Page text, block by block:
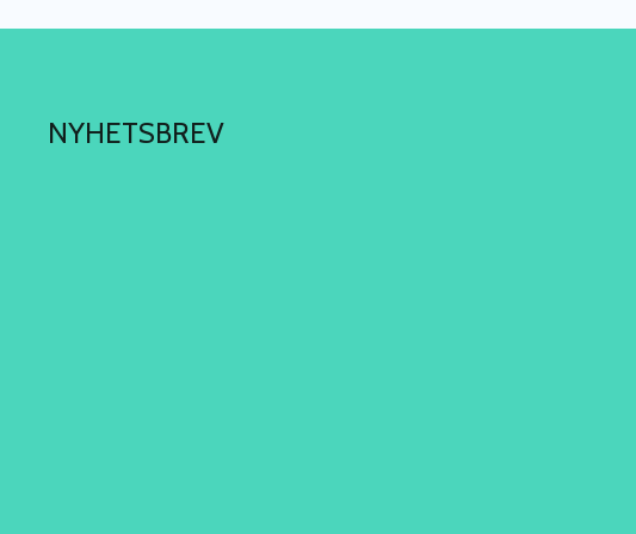
NYHETSBREV